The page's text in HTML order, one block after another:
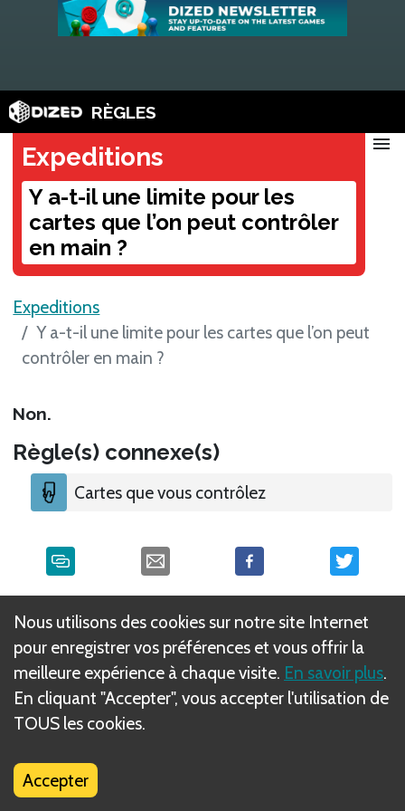
RÈGLES
Expeditions
Y a-t-il une limite pour les
cartes que l’on peut contrôler
en main ?
menu
Expeditions
Y a-t-il une limite pour les cartes que l’on peut
contrôler en main ?
Non.
Règle(s) connexe(s)
Cartes que vous contrôlez
Qu'est-ce que les règles DIZED ?
Nous utilisons des cookies sur notre site Internet
pour enregistrer vos préférences et vous offrir la
meilleure expérience à chaque visite. En savoir plus.
En cliquant "Accepter", vous accepter l'utilisation de
TOUS les cookies.
Accepter